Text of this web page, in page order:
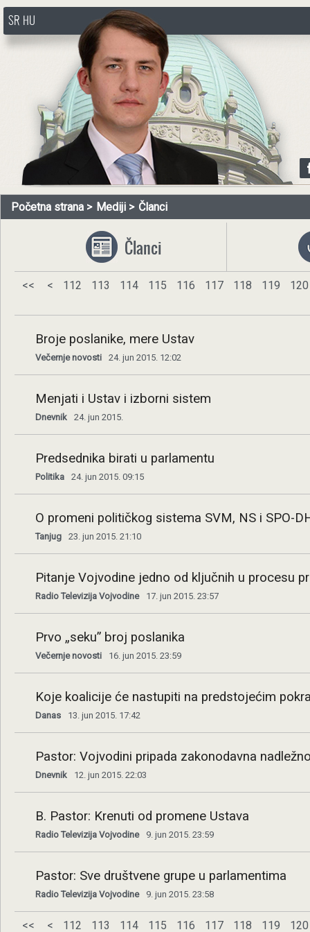
http://www.pasztorbalint.rs/sr
SR HU
Početna strana Mediji Članci
Članci
<< < 112 113 114 115 116 117 118 119 120
Broje poslanike, mere Ustav
Večernje novosti 24. jun 2015. 12:02
Menjati i Ustav i izborni sistem
Dnevnik 24. jun 2015.
Predsednika birati u parlamentu
Politika 24. jun 2015. 09:15
O promeni političkog sistema SVM, NS i SPO-
Tanjug 23. jun 2015. 21:10
Pitanje Vojvodine jedno od ključnih u procesu
Radio Televizija Vojvodine 17. jun 2015. 23:57
Prvo „seku” broj poslanika
Večernje novosti 16. jun 2015. 23:59
Koje koalicije će nastupiti na predstojećim
Danas 13. jun 2015. 17:42
Pastor: Vojvodini pripada zakonodavna
Dnevnik 12. jun 2015. 22:03
B. Pastor: Krenuti od promene Ustava
Radio Televizija Vojvodine 9. jun 2015. 23:59
Pastor: Sve društvene grupe u parlamentima
Radio Televizija Vojvodine 9. jun 2015. 23:58
<< < 112 113 114 115 116 117 118 119 120